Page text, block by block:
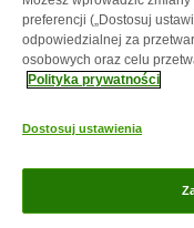
O nas Kariera - Kraków
odstąpienia od umowy
Program
preferencji („Dostosuj
odpowiedzialnej za
osobowych oraz celu
Polityka prywatności
Dostosuj ustawienia